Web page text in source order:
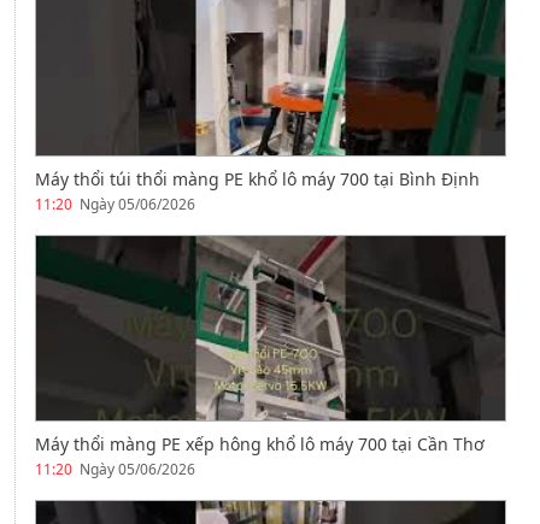
Máy thổi túi thổi màng PE khổ lô máy 700 tại Bình Định
11:20 Ngày 05/06/2026
Máy thổi màng PE xếp hông khổ lô máy 700 tại Cần Thơ
11:20 Ngày 05/06/2026